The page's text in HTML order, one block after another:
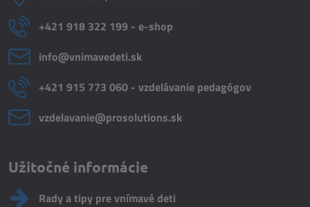
+421 918 322 199 - e-shop
info​@vnimavedeti​.sk
+421 915 773 060 - vzdelávanie pedagógov
vzdelavanie​@prosolutions​.sk
Užitočné informácie
Rady a tipy pre vnímavé deti